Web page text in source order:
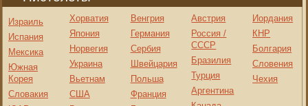
Израиль
Испания
Мексика
Южная
Корея
Словакия
Хорватия
Япония
Норвегия
Украина
Вьетнам
США
Венгрия
Германия
Сербия
Швейцария
Польша
Франция
Австрия
Россия /
СССР
Бразилия
Турция
Аргентина
Иордания
КНР
Болгария
Словения
Чехия